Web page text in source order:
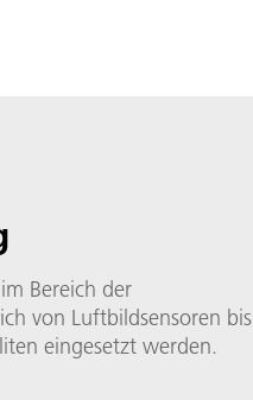
Bereich der
von Luftbildsensoren bis
eingesetzt werden.